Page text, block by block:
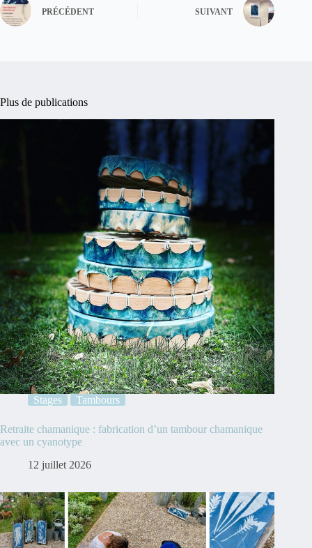
PRÉCÉDENT SUIVANT
Plus de publications
Stages Tambours
Retraite chamanique : fabrication d’un tambour chamanique
avec un cyanotype
12 juillet 2026